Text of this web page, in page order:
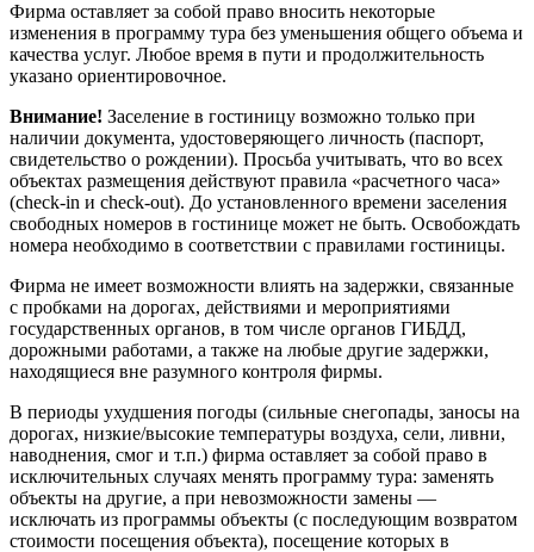
Фирма оставляет за собой право вносить некоторые
изменения в программу тура без уменьшения общего объема и
качества услуг. Любое время в пути и продолжительность
указано ориентировочное.
Внимание! Заселение в гостиницу возможно только при
наличии документа, удостоверяющего личность (паспорт,
свидетельство о рождении). Просьба учитывать, что во всех
объектах размещения действуют правила «расчетного часа»
(check-in и check-out). До установленного времени заселения
свободных номеров в гостинице может не быть. Освобождать
номера необходимо в соответствии с правилами гостиницы.
Фирма не имеет возможности влиять на задержки, связанные
с пробками на дорогах, действиями и мероприятиями
государственных органов, в том числе органов ГИБДД,
дорожными работами, а также на любые другие задержки,
находящиеся вне разумного контроля фирмы.
В периоды ухудшения погоды (сильные снегопады, заносы на
дорогах, низкие/высокие температуры воздуха, сели, ливни,
наводнения, смог и т.п.) фирма оставляет за собой право в
исключительных случаях менять программу тура: заменять
объекты на другие, а при невозможности замены —
исключать из программы объекты (с последующим возвратом
стоимости посещения объекта), посещение которых в